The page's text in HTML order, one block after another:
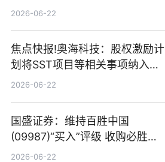
板新材料业务
2026-06-22
焦点快报!奥海科技：股权激励计
划将SST项目等相关事项纳入专
项业务发展考核指标
2026-06-22
国盛证券：维持百胜中国
(09987)“买入”评级 收购必胜客
中国增厚利润加速成长 信息
2026-06-22